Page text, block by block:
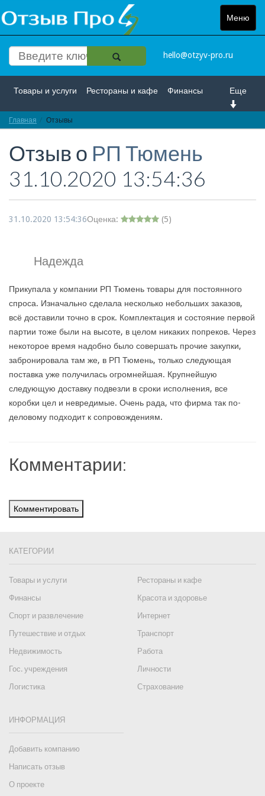
Меню
Toggle
hello@otzyv-pro.ru
Еще
Товары и услуги Рестораны и кафе Финансы
Красота и здоровье
Интернет Путешествие и отдых Транспорт
Недвижимость Работа Гос. учреждения
Главная Отзывы
Отзыв о РП Тюмень
31.10.2020 13:54:36
31.10.2020 13:54:36Оценка: (5)
Надежда
Прикупала у компании РП Тюмень товары для постоянного
спроса. Изначально сделала несколько небольших заказов,
всё доставили точно в срок. Комплектация и состояние первой
партии тоже были на высоте, в целом никаких попреков. Через
некоторое время надобно было совершать прочие закупки,
забронировала там же, в РП Тюмень, только следующая
поставка уже получилась огромнейшая. Крупнейшую
следующую доставку подвезли в сроки исполнения, все
коробки цел и невредимые. Очень рада, что фирма так по-
деловому подходит к сопровождениям.
Комментарии:
Комментировать
КАТЕГОРИИ
Товары и услуги
Рестораны и кафе
Финансы
Красота и здоровье
Спорт и развлечение
Интернет
Путешествие и отдых
Транспорт
Недвижимость
Работа
Гос. учреждения
Личности
Логистика
Страхование
ИНФОРМАЦИЯ
Добавить компанию
Написать отзыв
О проекте